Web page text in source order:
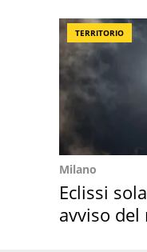
TERRITORIO
Milano
Eclissi
avviso